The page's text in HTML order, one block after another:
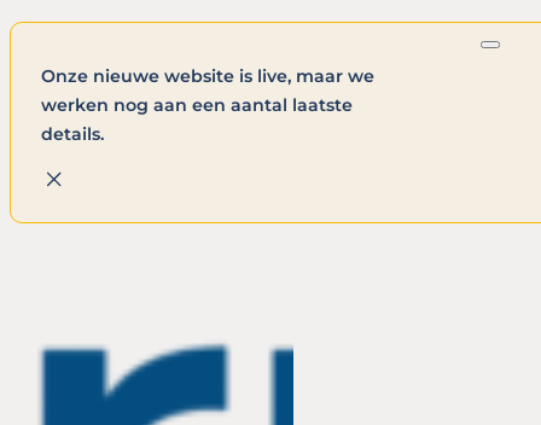
Onze nieuwe website is live, maar we
werken nog aan een aantal laatste
details.